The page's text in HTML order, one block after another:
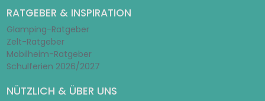
RATGEBER & INSPIRATION
Glamping-Ratgeber
Zelt-Ratgeber
Mobilheim-Ratgeber
Schulferien 2026/2027
NÜTZLICH & ÜBER UNS